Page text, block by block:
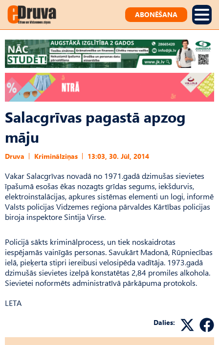
ABONĒŠANA
Salacgrīvas pagastā apzog
māju
Druva Kriminālziņas 13:03, 30. Jūl, 2014
Vakar Salacgrīvas novadā no 1971.gadā dzimušas sievietes
īpašumā esošas ēkas nozagts grīdas segums, iekšdurvis,
elektroinstalācijas, apkures sistēmas elementi un logi, informē
Valsts policijas Vidzemes reģiona pārvaldes Kārtības policijas
biroja inspektore Sintija Virse.
Policijā sākts kriminālprocess, un tiek noskaidrotas
iespējamās vainīgās personas. Savukārt Madonā, Rūpniecības
ielā, pieķerta stipri iereibusi velosipēda vadītāja. 1973.gadā
dzimušās sievietes izelpā konstatētas 2,84 promiles alkohola.
Sievietei noformēts administratīvā pārkāpuma protokols.
LETA
Dalies: